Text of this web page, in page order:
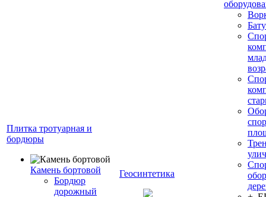
Плитка тротуарная и
бордюры
Камень бортовой
Бордюр
дорожный
Геосинтетика